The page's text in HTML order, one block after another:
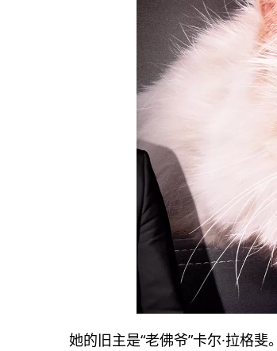
她的旧主是“老佛爷”卡尔·拉格斐。